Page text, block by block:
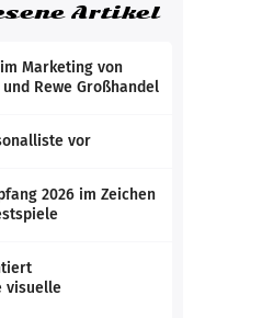
Artikel
Marketing von
Rewe Großhandel
vor
2026 im Zeichen
visuelle